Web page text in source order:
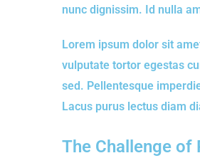
nunc dignissim. Id nulla
Lorem ipsum dolor sit
vulputate tortor egestas
sed. Pellentesque
Lacus purus lectus diam
The Challenge of